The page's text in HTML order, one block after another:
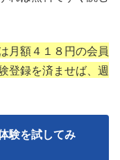
月額４１８円の会員
登録を済ませば、週
験を試してみ